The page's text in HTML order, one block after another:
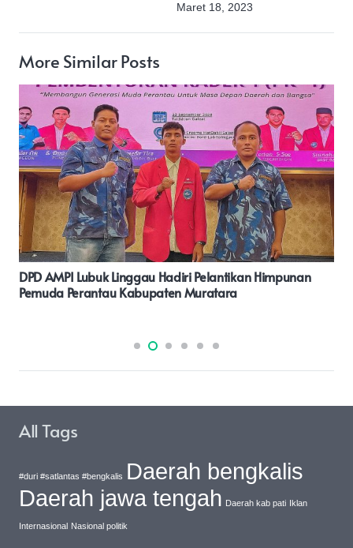
Maret 18, 2023
More Similar Posts
Kapolda Banten Cek Gudang Logistik Pemilu 2024
Wilayah Kota Serang.
All Tags
#duri #satlantas #bengkalis Daerah bengkalis
Daerah jawa tengah Daerah kab pati Iklan
Internasional Nasional politik